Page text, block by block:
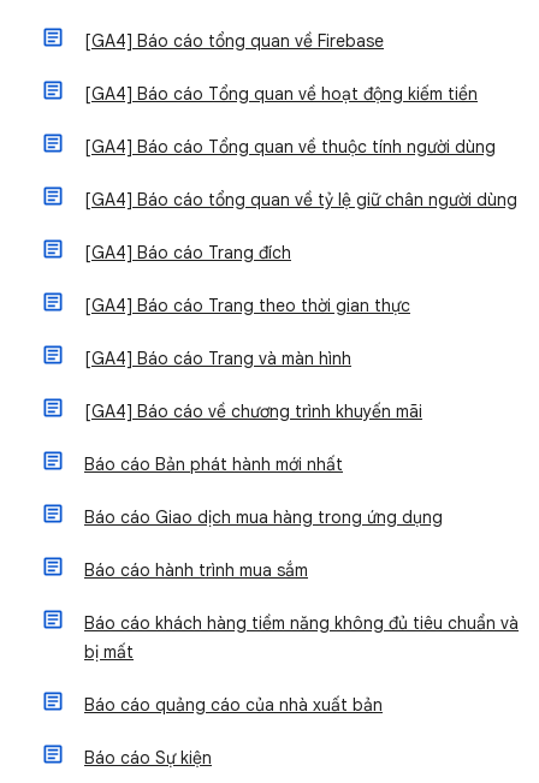
[GA4] Báo cáo tổng quan về Firebase
[GA4] Báo cáo Tổng quan về hoạt động kiếm tiền
[GA4] Báo cáo Tổng quan về thuộc tính người dùng
[GA4] Báo cáo tổng quan về tỷ lệ giữ chân người dùng
[GA4] Báo cáo Trang đích
[GA4] Báo cáo Trang theo thời gian thực
[GA4] Báo cáo Trang và màn hình
[GA4] Báo cáo về chương trình khuyến mãi
Báo cáo Bản phát hành mới nhất
Báo cáo Giao dịch mua hàng trong ứng dụng
Báo cáo hành trình mua sắm
Báo cáo khách hàng tiềm năng không đủ tiêu chuẩn và
bị mất
Báo cáo quảng cáo của nhà xuất bản
Báo cáo Sự kiện